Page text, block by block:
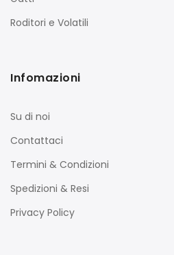
Roditori e Volatili
Infomazioni
Su di noi
Contattaci
Termini & Condizioni
Spedizioni & Resi
Privacy Policy